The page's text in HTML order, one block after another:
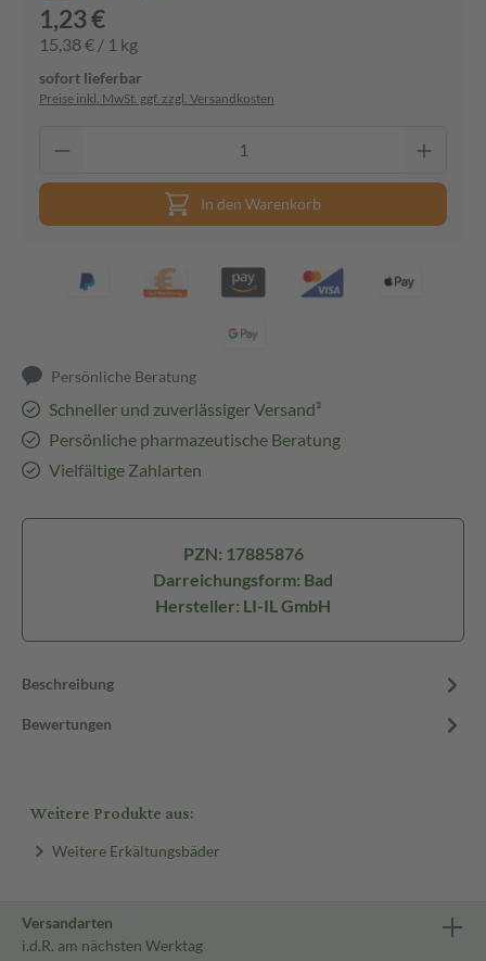
1,23 €
15,38 € / 1 kg
sofort lieferbar
Preise inkl. MwSt. ggf. zzgl. Versandkosten
In den Warenkorb
Persönliche Beratung
Schneller und zuverlässiger Versand³
Persönliche pharmazeutische Beratung
Vielfältige Zahlarten
PZN: 17885876
Darreichungsform: Bad
Hersteller: LI-IL GmbH
Beschreibung
Bewertungen
Weitere Produkte aus:
Weitere Erkältungsbäder
Versandarten
i.d.R. am nächsten Werktag